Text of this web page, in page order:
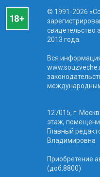
© 1991-2026
свидетельство
2013 года.
Вся
127015, г.
этаж,
Главный
Владимировна
Приобретение
(доб.8800)